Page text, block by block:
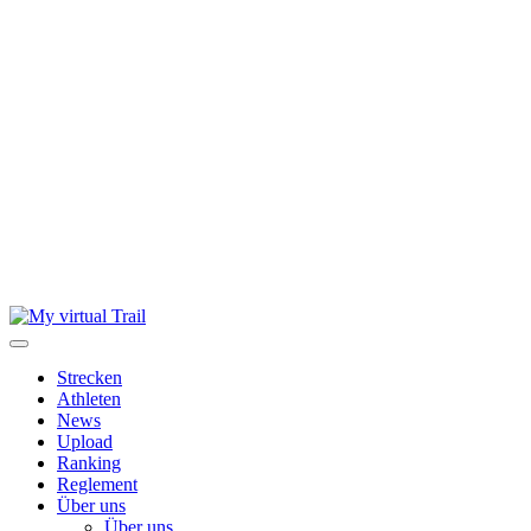
Skip
to
Strecken
Athleten
News
Upload
Ranking
Reglement
Über uns
Über uns